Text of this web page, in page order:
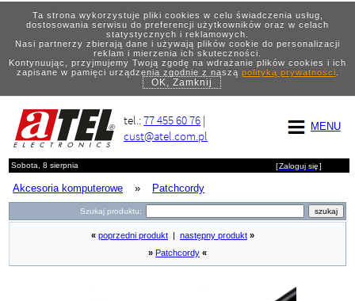
Ta strona wykorzystuje pliki cookies w celu świadczenia usług,
dostosowania serwisu do preferencji użytkowników oraz w celach
statystycznych i reklamowych.
Nasi partnerzy zbierają dane i używają plików cookie do personalizacji
reklam i mierzenia ich skuteczności.
Kontynuując, przyjmujemy Twoją zgodę na wdrażanie plików cookies i ich
zapisane w pamięci urządzenia zgodnie z naszą polityką prywatności.
OK, Zamknij
MENU
tel.:77 455 60 76 |
cust@atel.com.pl
Sobota, 8 sierpnia [Zaloguj się]
Akcesoria komputerowe » Patchcordy
Szukaj produktu:
« poprzedni produkt następny produkt »
» Patchcordy «